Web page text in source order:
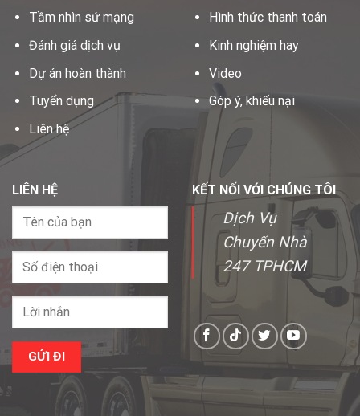
Tầm nhìn sứ mạng
Đánh giá dịch vụ
Dự án hoàn thành
Tuyển dụng
Liên hệ
Hình thức thanh toán
Kinh nghiệm hay
Video
Góp ý, khiếu nại
LIÊN HỆ KẾT NỐI VỚI CHÚNG TÔI
Dịch Vụ
Chuyển Nhà
247 TPHCM